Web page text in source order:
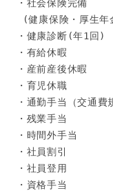
・社会保険完備
(健康保険・厚生年
・健康診断(年1回)
・有給休暇
・産前産後休暇
・育児休職
・通勤手当（交通費
・残業手当
・時間外手当
・社員割引
・社員登用
・資格手当